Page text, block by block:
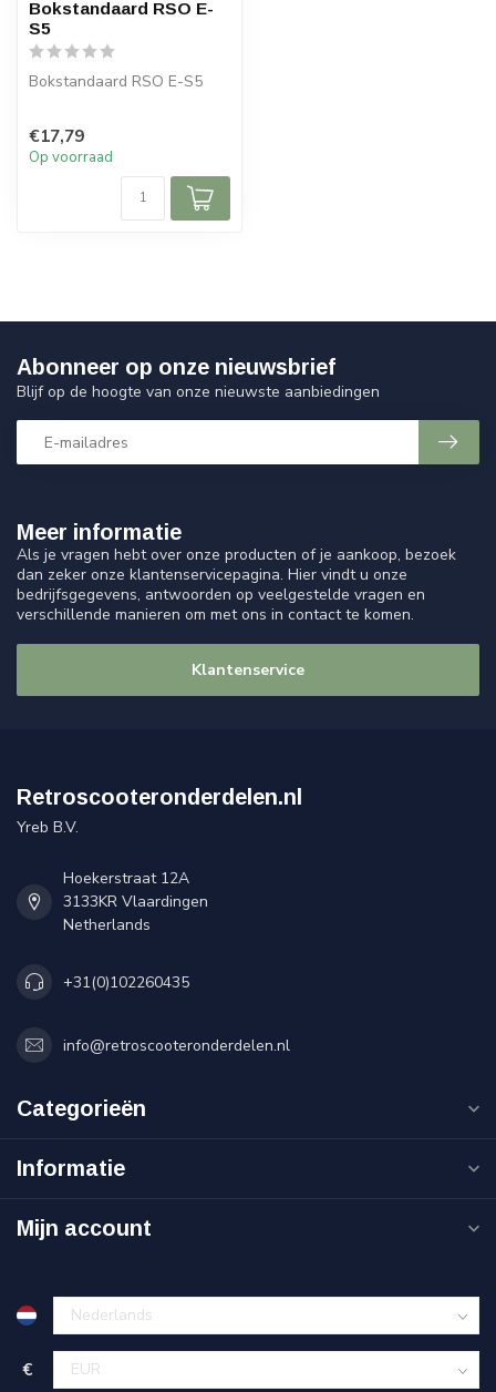
Bokstandaard RSO E-
S5
Bokstandaard RSO E-S5
€17,79
Op voorraad
Meer informatie
Als je vragen hebt over onze producten of je aankoop, bezoek
dan zeker onze klantenservicepagina. Hier vindt u onze
bedrijfsgegevens, antwoorden op veelgestelde vragen en
verschillende manieren om met ons in contact te komen.
Klantenservice
Abonneer op onze nieuwsbrief
Blijf op de hoogte van onze nieuwste aanbiedingen
Retroscooteronderdelen.nl
Yreb B.V.
Hoekerstraat 12A
3133KR Vlaardingen
Netherlands
+31(0)102260435
info@retroscooteronderdelen.nl
Categorieën
Informatie
Mijn account
€